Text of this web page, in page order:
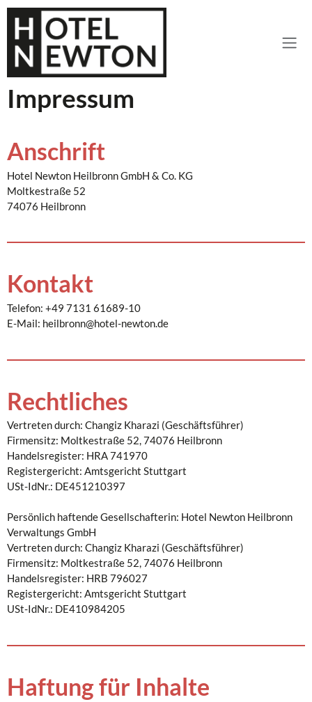
Impressum
Anschrift
Hotel Newton Heilbronn GmbH & Co. KG
Moltkestraße 52
74076 Heilbronn
Kontakt
Telefon: +49 7131 61689-10
E-Mail: heilbronn@hotel-newton.de
Rechtliches
Vertreten durch: Changiz Kharazi (Geschäftsführer)
Firmensitz: Moltkestraße 52, 74076 Heilbronn
Handelsregister: HRA 741970
Registergericht: Amtsgericht Stuttgart
USt-IdNr.: DE451210397
Persönlich haftende Gesellschafterin: Hotel Newton Heilbronn
Verwaltungs GmbH
Vertreten durch: Changiz Kharazi (Geschäftsführer)
Firmensitz: Moltkestraße 52, 74076 Heilbronn
Handelsregister: HRB 796027
Registergericht: Amtsgericht Stuttgart
USt-IdNr.: DE410984205
Haftung für Inhalte